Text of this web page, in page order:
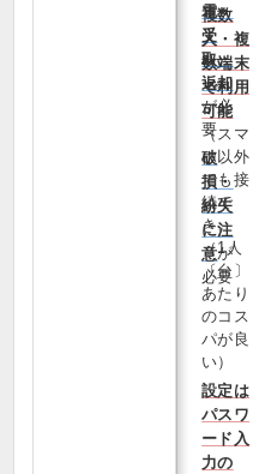
複数
人・複
数端末
で利用
可能
（スマ
ホ以外
でも接
続で
き、
（1人
〔台〕
あたり
のコス
パが良
い）
設定は
パスワ
ード入
力の
電・
受
取・
返却
が必
要
破
損・
紛失
に注
意が
必要